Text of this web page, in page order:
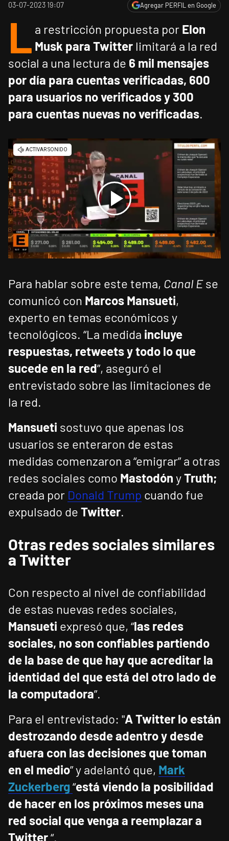
03-07-2023 19:07 Agregar PERFIL en Google
L a restricción propuesta por Elon
Musk para Twitter limitará a la red
social a una lectura de 6 mil mensajes
por día para cuentas verificadas, 600
para usuarios no verificados y 300
para cuentas nuevas no verificadas.
Para hablar sobre este tema, Canal Ese
comunicó con Marcos Mansueti,
experto en temas económicos y
tecnológicos. “La medida incluye
respuestas, retweets y todo lo que
sucede en la red”, aseguró el
entrevistado sobre las limitaciones de
la red.
Mansueti sostuvo que apenas los
usuarios se enteraron de estas
medidas comenzaron a “emigrar” a otras
redes sociales como Mastodón yTruth;
creada por Donald Trump cuando fue
expulsado de Twitter.
Otras redes sociales similares
a Twitter
Con respecto al nivel de confiabilidad
de estas nuevas redes sociales,
Mansueti expresó que, “las redes
sociales, no son confiables partiendo
de la base de que hay que acreditar la
identidad del que está del otro lado de
la computadora”.
Para el entrevistado: "A Twitter lo están
destrozando desde adentro y desde
afuera con las decisiones que toman
en el medio” y adelantó que, Mark
Zuckerberg“está viendo la posibilidad
de hacer en los próximos meses una
red social que venga a reemplazar a
Twitter“.